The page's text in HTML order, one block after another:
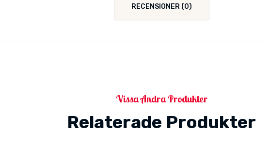
RECENSIONER (0)
Vissa Andra Produkter
Relaterade Produkter